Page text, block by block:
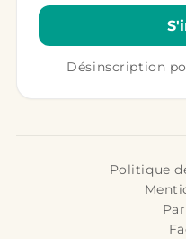
Désinscription
Politique